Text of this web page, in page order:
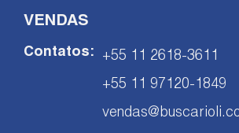
VENDAS
Contatos:
+55 11 2618-3611
+55 11 97120-1849